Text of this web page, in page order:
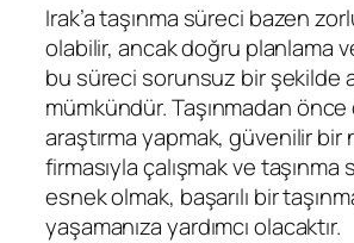
Irak’a taşınma süreci bazen
olabilir, ancak doğru planlama
bu süreci sorunsuz bir şekilde
mümkündür. Taşınmadan önce
araştırma yapmak, güvenilir bir
firmasıyla çalışmak ve
esnek olmak, başarılı bir
yaşamanıza yardımcı olacaktır.